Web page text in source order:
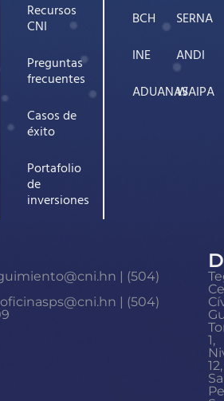
Recursos
CNI
Preguntas
frecuentes
Casos de
éxito
Portafolio
de
inversiones
BCH
INE
ADUANAS
SERNA
ANDI
WAIPA
| (504)
| (504)
1,
12,